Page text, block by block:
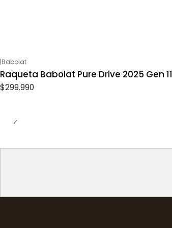
|Babolat
Raqueta Babolat Pure Drive 2025 Gen 11
$299.990